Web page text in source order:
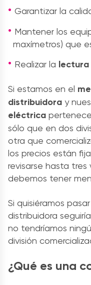
Garantizar la
Mantener los
maxímetros) que
Realizar la lectura
Si estamos en el
distribuidora y
eléctrica
sólo que en dos
otra que
los precios están
revisarse hasta tres
debemos tener
Si quisiéramos
distribuidora
no tendríamos
división
¿Qué es una